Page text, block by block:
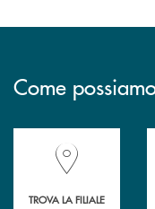
Come
Accedi all' elenco
TROVA LA FILIALE